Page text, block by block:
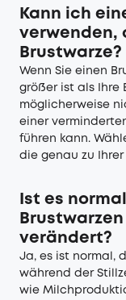
Kann ich
verwenden,
Brustwarze?
Wenn Sie einen
größer ist als Ihre
möglicherweise
einer
führen kann.
die genau zu
Ist es
verändert?
Ja, es ist normal,
während der
wie